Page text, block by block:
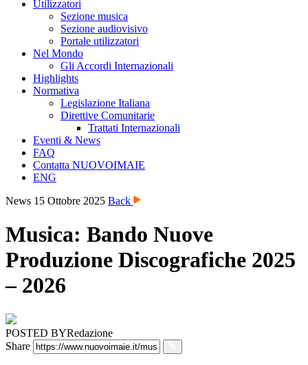
Utilizzatori
Sezione musica
Sezione audiovisivo
Portale utilizzatori
Nel Mondo
Gli Accordi Internazionali
Highlights
Normativa
Legislazione Italiana
Direttive Comunitarie
Trattati Internazionali
Eventi & News
FAQ
Contatta NUOVOIMAIE
ENG
News 15 Ottobre 2025 Back
Musica: Bando Nuove
Produzione Discografiche 2025
– 2026
POSTED BYRedazione
Share